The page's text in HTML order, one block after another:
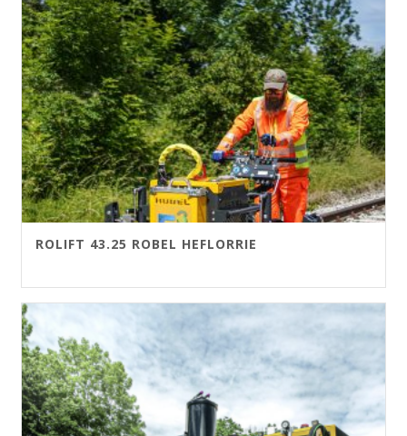
ROLIFT 43.25 ROBEL HEFLORRIE